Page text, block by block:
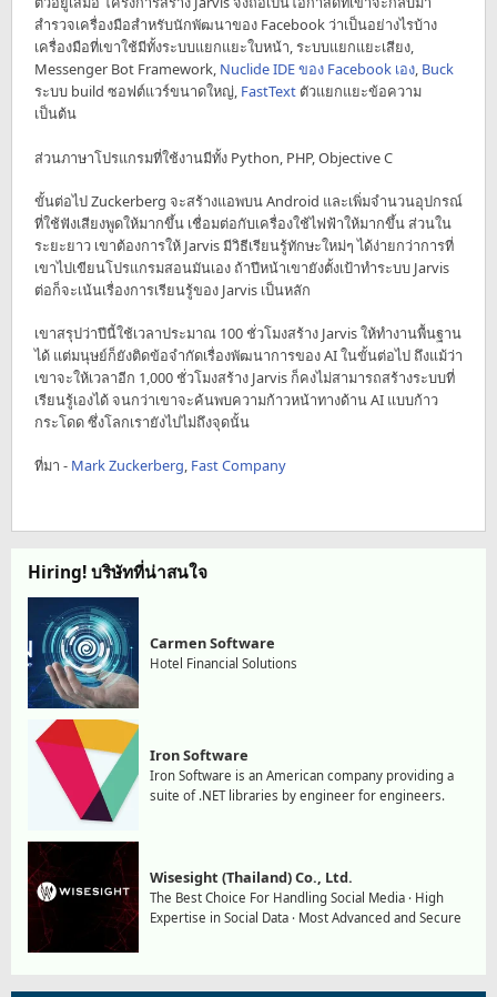
สำรวจเครื่องมือสำหรับนักพัฒนาของ Facebook ว่าเป็นอย่างไรบ้าง
เครื่องมือที่เขาใช้มีทั้งระบบแยกแยะใบหน้า, ระบบแยกแยะเสียง,
Messenger Bot Framework, Nuclide IDE ของ Facebook เอง, Buck
ระบบ build ซอฟต์แวร์ขนาดใหญ่, FastText ตัวแยกแยะข้อความ
เป็นต้น
ส่วนภาษาโปรแกรมที่ใช้งานมีทั้ง Python, PHP, Objective C
ขั้นต่อไป Zuckerberg จะสร้างแอพบน Android และเพิ่มจำนวนอุปกรณ์
ที่ใช้ฟังเสียงพูดให้มากขึ้น เชื่อมต่อกับเครื่องใช้ไฟฟ้าให้มากขึ้น ส่วนใน
ระยะยาว เขาต้องการให้ Jarvis มีวิธีเรียนรู้ทักษะใหม่ๆ ได้ง่ายกว่าการที่
เขาไปเขียนโปรแกรมสอนมันเอง ถ้าปีหน้าเขายังตั้งเป้าทำระบบ Jarvis
ต่อก็จะเน้นเรื่องการเรียนรู้ของ Jarvis เป็นหลัก
เขาสรุปว่าปีนี้ใช้เวลาประมาณ 100 ชั่วโมงสร้าง Jarvis ให้ทำงานพื้นฐาน
ได้ แต่มนุษย์ก็ยังติดข้อจำกัดเรื่องพัฒนาการของ AI ในขั้นต่อไป ถึงแม้ว่า
เขาจะให้เวลาอีก 1,000 ชั่วโมงสร้าง Jarvis ก็คงไม่สามารถสร้างระบบที่
เรียนรู้เองได้ จนกว่าเขาจะค้นพบความก้าวหน้าทางด้าน AI แบบก้าว
กระโดด ซึ่งโลกเรายังไปไม่ถึงจุดนั้น
ที่มา - Mark Zuckerberg, Fast Company
Hiring! บริษัทที่น่าสนใจ
Carmen Software
Hotel Financial Solutions
Iron Software
Iron Software is an American company providing a
suite of .NET libraries by engineer for engineers.
Wisesight (Thailand) Co., Ltd.
The Best Choice For Handling Social Media · High
Expertise in Social Data · Most Advanced and Secure